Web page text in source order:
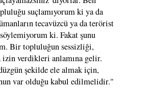
suçlamıyorum ki ya da
tecavüzcü ya da terörist
ki. Fakat şunu
Bir topluluğun sessizliği,
izin verdikleri anlamına gelir.
şekilde ele almak için,
var olduğu kabul edilmelidir."